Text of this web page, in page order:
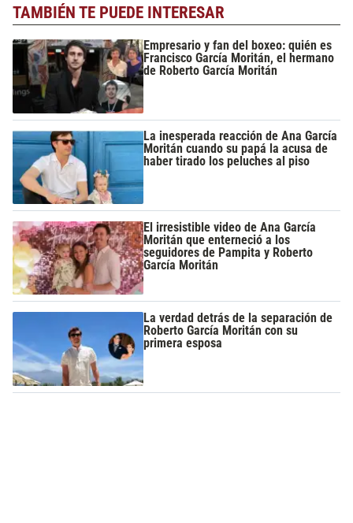
TAMBIÉN TE PUEDE INTERESAR
Empresario y fan del boxeo: quién es
Francisco García Moritán, el hermano
de Roberto García Moritán
La inesperada reacción de Ana García
Moritán cuando su papá la acusa de
haber tirado los peluches al piso
El irresistible video de Ana García
Moritán que enterneció a los
seguidores de Pampita y Roberto
García Moritán
La verdad detrás de la separación de
Roberto García Moritán con su
primera esposa